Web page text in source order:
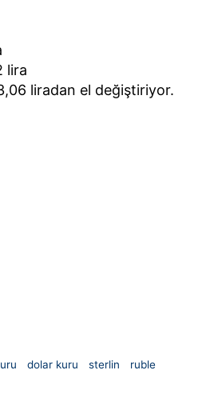
lira
liradan el değiştiriyor.
dolar kuru sterlin
ruble